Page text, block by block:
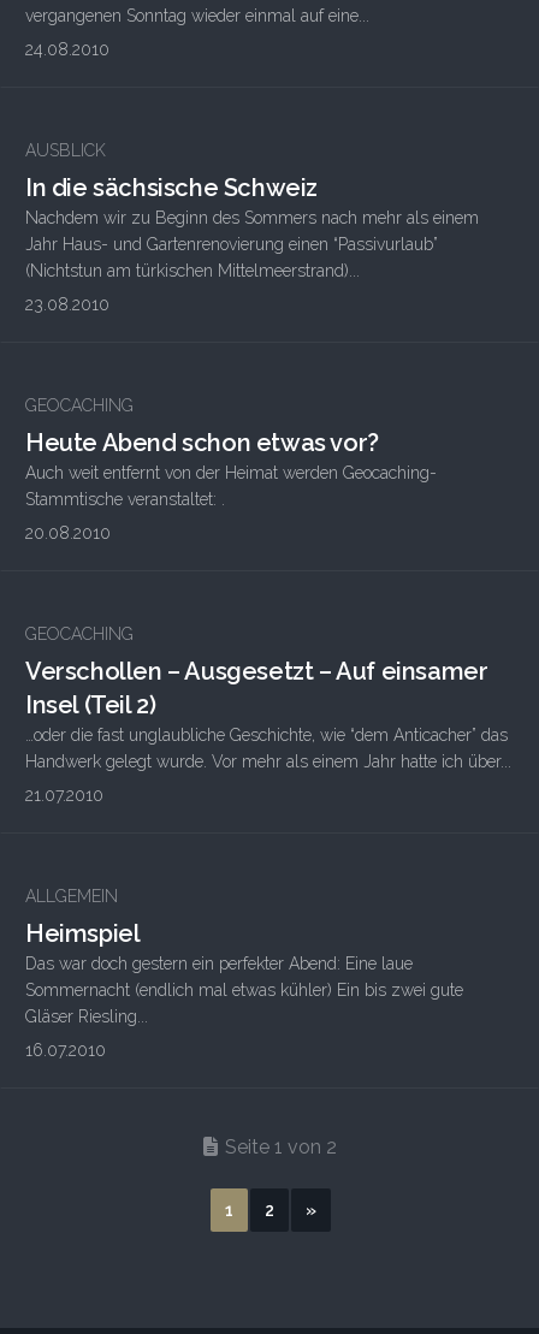
vergangenen Sonntag wieder einmal auf eine...
24.08.2010
AUSBLICK
In die sächsische Schweiz
Nachdem wir zu Beginn des Sommers nach mehr als einem
Jahr Haus- und Gartenrenovierung einen “Passivurlaub”
(Nichtstun am türkischen Mittelmeerstrand)...
23.08.2010
GEOCACHING
Heute Abend schon etwas vor?
Auch weit entfernt von der Heimat werden Geocaching-
Stammtische veranstaltet: .
20.08.2010
GEOCACHING
Verschollen – Ausgesetzt – Auf einsamer
Insel (Teil 2)
…oder die fast unglaubliche Geschichte, wie “dem Anticacher” das
Handwerk gelegt wurde. Vor mehr als einem Jahr hatte ich über...
21.07.2010
ALLGEMEIN
Heimspiel
Das war doch gestern ein perfekter Abend: Eine laue
Sommernacht (endlich mal etwas kühler) Ein bis zwei gute
Gläser Riesling...
16.07.2010
Seite 1 von 2
1 2 »